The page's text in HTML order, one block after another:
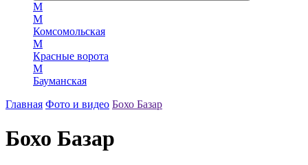
М
М
Комсомольская
М
Красные ворота
М
Бауманская
Главная Фото и видео Бохо Базар
Бохо Базар